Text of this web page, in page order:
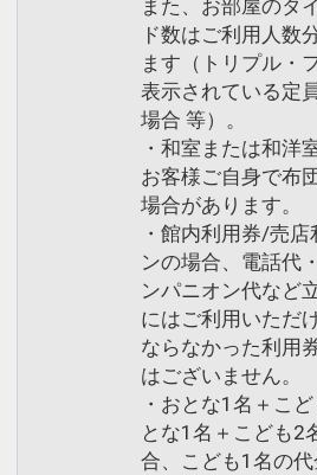
また、お部屋のタ
ド数はご利用人数
ます（トリプル・
表示されている定
場合 等）。
・和室または和洋
お客様ご自身で布
場合があります。
・館内利用券/売
ンの場合、電話代
ンパニオン代など
にはご利用いただ
ならなかった利用
はございません。
・おとな1名＋こ
とな1名＋こども2
合、こども1名の